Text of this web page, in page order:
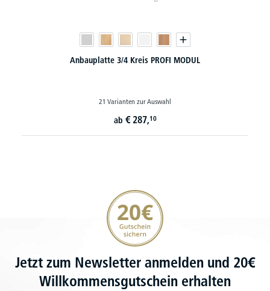
Anbauplatte 3/4 Kreis PROFI MODUL
21 Varianten zur Auswahl
ab € 287,10
20€ Gutschein sichern
Jetzt zum Newsletter anmelden und 20€
Willkommensgutschein erhalten